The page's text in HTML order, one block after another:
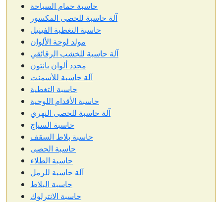
حاسبة حمام السباحة
آلة حاسبة للحصى المكسور
حاسبة التغطية الفينيل
مولد لوحة الألوان
آلة حاسبة للخشب الرقائقي
محدد ألوان بانتون
آلة حاسبة للأسمنت
حاسبة التغطية
حاسبة الأقدام اللوحية
آلة حاسبة للحصى النهري
حاسبة السياج
حاسبة بلاط السقف
حاسبة الحصى
حاسبة الطلاء
آلة حاسبة للرمل
حاسبة البلاط
حاسبة الانترلوك